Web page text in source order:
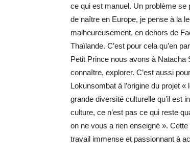
ce qui est manuel. Un problème
de naître en Europe, je pense à la
malheureusement, en dehors de
Thaïlande. C’est pour cela qu’en
Petit Prince nous avons à Natacha
connaître, explorer. C’est aussi
Lokunsombat à l’origine du projet
grande diversité culturelle qu’il est
culture, ce n’est pas ce qui reste
on ne vous a rien enseigné ».
travail immense et passionnant à